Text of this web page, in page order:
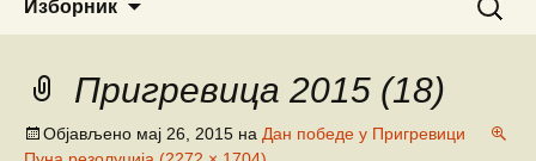
Изборник
Пригревица 2015 (18)
Објављено мај 26, 2015 на Дан победе у Пригревици